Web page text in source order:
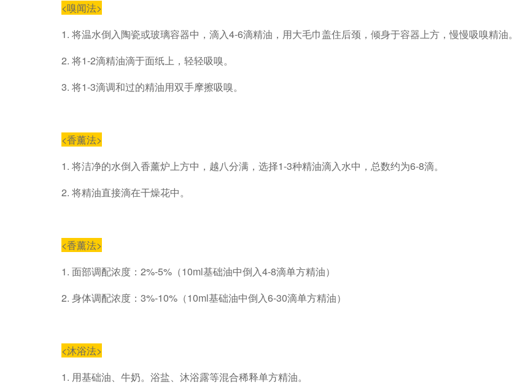
<嗅闻法>
1. 将温水倒入陶瓷或玻璃容器中，滴入4-6滴精油，用大毛巾盖住后颈，倾身于容器上方，慢慢吸嗅精油。
2. 将1-2滴精油滴于面纸上，轻轻吸嗅。
3. 将1-3滴调和过的精油用双手摩擦吸嗅。
<香薰法>
1. 将洁净的水倒入香薰炉上方中，越八分满，选择1-3种精油滴入水中，总数约为6-8滴。
2. 将精油直接滴在干燥花中。
<香薰法>
1. 面部调配浓度： 2%-5% （10ml基础油中倒入4-8滴单方精油）
2. 身体调配浓度： 3%-10% （10ml基础油中倒入6-30滴单方精油）
<沐浴法>
1. 用基础油、牛奶。浴盐、沐浴露等混合稀释单方精油。